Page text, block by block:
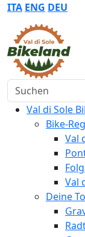
ITA ENG DEU
Suchen
Val di Sole
Bike-
Val
Val
Deine